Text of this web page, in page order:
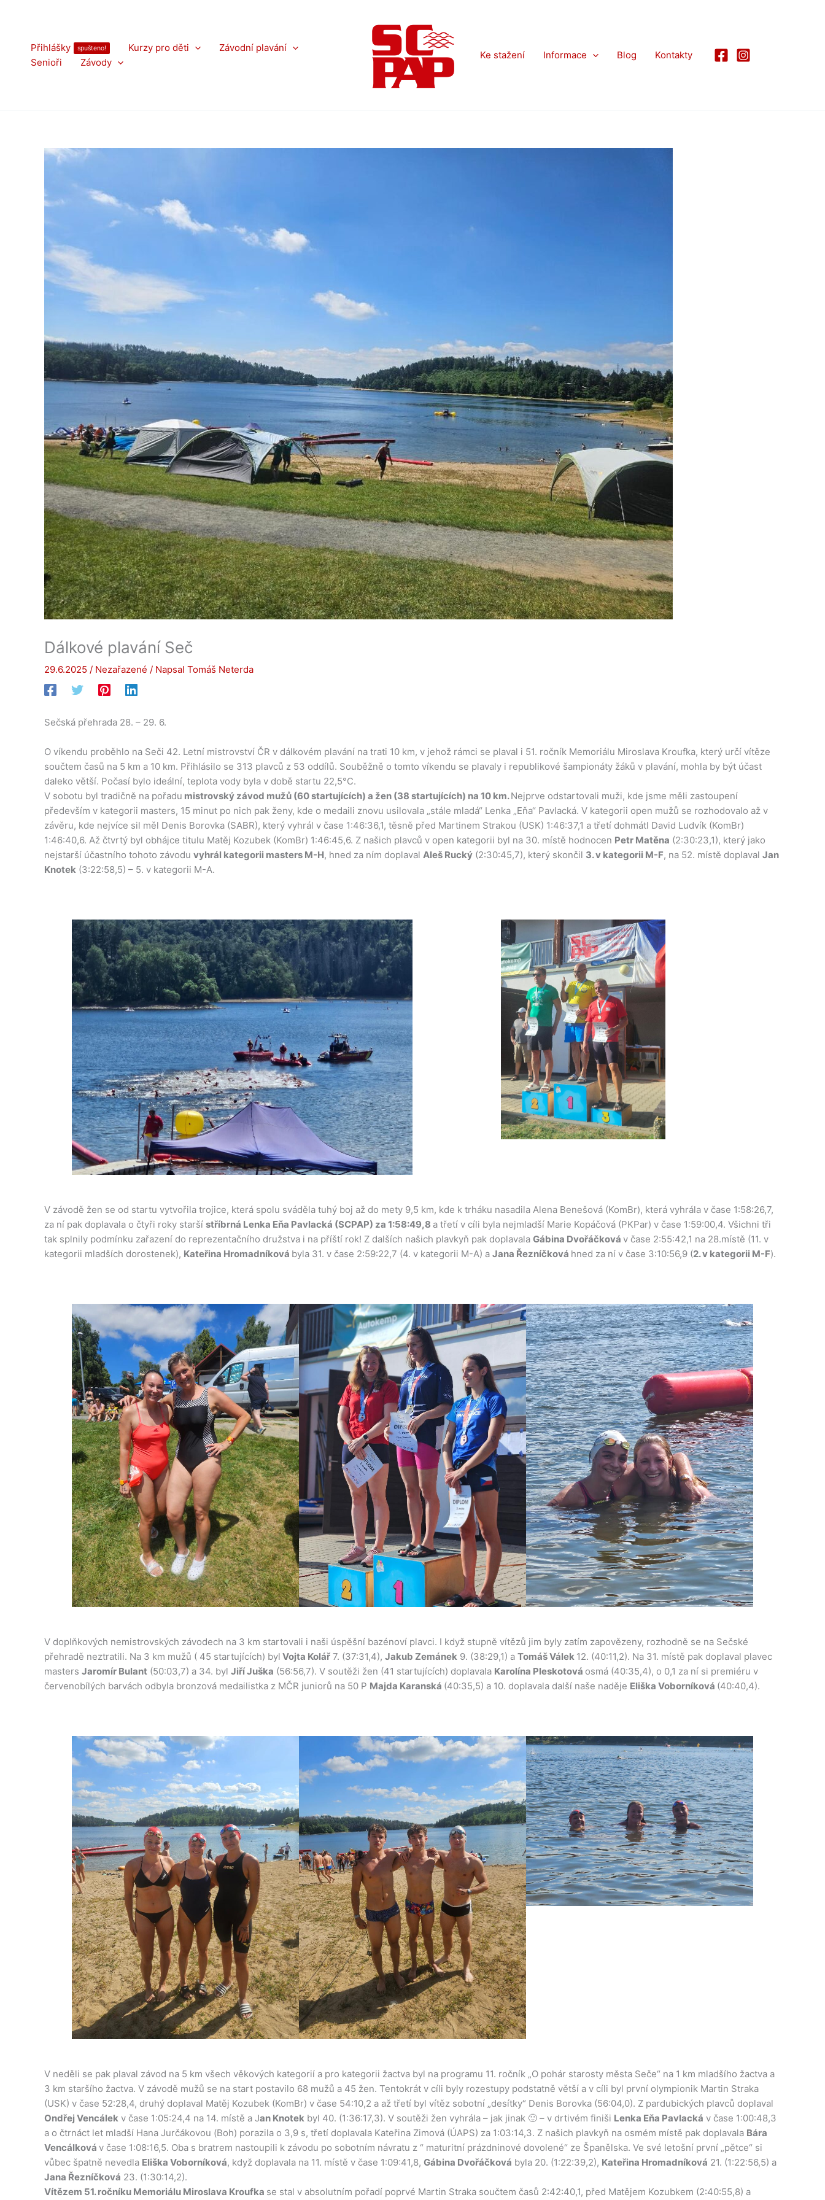
Přihlášky
spušteno! Kurzy pro děti
Závodní plavání
Senioři
Závody
Ke stažení Informace Blog Kontakty
Dálkové plavání Seč
29.6.2025 / Nezařazené / Napsal Tomáš Neterda
Sečská přehrada 28. – 29. 6.
O víkendu proběhlo na Seči 42. Letní mistrovství ČR v dálkovém plavání na trati 10 km, v jehož rámci se plaval i 51. ročník Memoriálu Miroslava Kroufka, který určí vítěze
součtem časů na 5 km a 10 km. Přihlásilo se 313 plavců z 53 oddílů. Souběžně o tomto víkendu se plavaly i republikové šampionáty žáků v plavání, mohla by být účast
daleko větší. Počasí bylo ideální, teplota vody byla v době startu 22,5°C.
V sobotu byl tradičně na pořadu mistrovský závod mužů (60 startujících) a žen (38 startujících) na 10 km.Nejprve odstartovali muži, kde jsme měli zastoupení
především v kategorii masters, 15 minut po nich pak ženy, kde o medaili znovu usilovala „stále mladá“ Lenka „Eňa“ Pavlacká. V kategorii open mužů se rozhodovalo až v
závěru, kde nejvíce sil měl Denis Borovka (SABR), který vyhrál v čase 1:46:36,1, těsně před Martinem Strakou (USK) 1:46:37,1 a třetí dohmátl David Ludvík (KomBr)
1:46:40,6. Až čtvrtý byl obhájce titulu Matěj Kozubek (KomBr) 1:46:45,6. Z našich plavců v open kategorii byl na 30. místě hodnocen Petr Matěna (2:30:23,1), který jako
nejstarší účastního tohoto závodu vyhrál kategorii masters M-H, hned za ním doplaval Aleš Rucký (2:30:45,7), který skončil 3. v kategorii M-F, na 52. místě doplaval Jan
Knotek (3:22:58,5) – 5. v kategorii M-A.
V závodě žen se od startu vytvořila trojice, která spolu sváděla tuhý boj až do mety 9,5 km, kde k trháku nasadila Alena Benešová (KomBr), která vyhrála v čase 1:58:26,7,
za ní pak doplavala o čtyři roky starší stříbrná Lenka Eňa Pavlacká (SCPAP) za 1:58:49,8 a třetí v cíli byla nejmladší Marie Kopáčová (PKPar) v čase 1:59:00,4. Všichni tři
tak splnily podmínku zařazení do reprezentačního družstva i na příští rok! Z dalších našich plavkyň pak doplavala Gábina Dvořáčková v čase 2:55:42,1 na 28.místě (11. v
kategorii mladších dorostenek), Kateřina Hromadníková byla 31. v čase 2:59:22,7 (4. v kategorii M-A) a Jana Řezníčková hned za ní v čase 3:10:56,9 (2. v kategorii M-F).
V doplňkových nemistrovských závodech na 3 km startovali i naši úspěšní bazénoví plavci. I když stupně vítězů jim byly zatím zapovězeny, rozhodně se na Sečské
přehradě neztratili. Na 3 km mužů ( 45 startujících) byl Vojta Kolář 7. (37:31,4), Jakub Zemánek 9. (38:29,1) a Tomáš Válek 12. (40:11,2). Na 31. místě pak doplaval plavec
masters Jaromír Bulant (50:03,7) a 34. byl Jiří Juška (56:56,7). V soutěži žen (41 startujících) doplavala Karolína Pleskotová osmá (40:35,4), o 0,1 za ní si premiéru v
červenobílých barvách odbyla bronzová medailistka z MČR juniorů na 50 P Majda Karanská (40:35,5) a 10. doplavala další naše naděje Eliška Voborníková (40:40,4).
V neděli se pak plaval závod na 5 km všech věkových kategorií a pro kategorii žactva byl na programu 11. ročník „O pohár starosty města Seče“ na 1 km mladšího žactva a
3 km staršího žactva. V závodě mužů se na start postavilo 68 mužů a 45 žen. Tentokrát v cíli byly rozestupy podstatně větší a v cíli byl první olympionik Martin Straka
(USK) v čase 52:28,4, druhý doplaval Matěj Kozubek (KomBr) v čase 54:10,2 a až třetí byl vítěz sobotní „desítky“ Denis Borovka (56:04,0). Z pardubických plavců doplaval
Ondřej Vencálek v čase 1:05:24,4 na 14. místě a Jan Knotek byl 40. (1:36:17,3). V soutěži žen vyhrála – jak jinak 🙂 – v drtivém finiši Lenka Eňa Pavlacká v čase 1:00:48,3
a o čtrnáct let mladší Hana Jurčákovou (Boh) porazila o 3,9 s, třetí doplavala Kateřina Zimová (ÚAPS) za 1:03:14,3. Z našich plavkyň na osmém místě pak doplavala Bára
Vencálková v čase 1:08:16,5. Oba s bratrem nastoupili k závodu po sobotním návratu z “ maturitní prázdninové dovolené“ ze Španělska. Ve své letošní první „pětce“ si
vůbec špatně nevedla Eliška Voborníková, když doplavala na 11. místě v čase 1:09:41,8, Gábina Dvořáčková byla 20. (1:22:39,2), Kateřina Hromadníková 21. (1:22:56,5) a
Jana Řezníčková 23. (1:30:14,2).
Vítězem 51. ročníku Memoriálu Miroslava Kroufka se stal v absolutním pořadí poprvé Martin Straka součtem časů 2:42:40,1, před Matějem Kozubkem (2:40:55,8) a